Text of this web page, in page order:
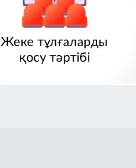
Жеке тұлғаларды
қосу тәртібі